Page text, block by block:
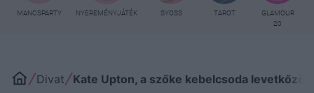
MANCSPARTY NYEREMÉNYJÁTÉK SYOSS TAROT
GLAMOUR
20
Divat Kate Upton, a szőke kebelcsoda